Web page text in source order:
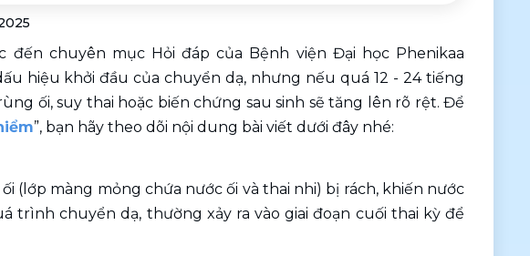
đến chuyên mục Hỏi đáp của Bệnh viện Đại học Phenikaa
hiệu khởi đầu của chuyển dạ, nhưng nếu quá 12 - 24 tiếng
ối, suy thai hoặc biến chứng sau sinh sẽ tăng lên rõ rệt. Để
”, bạn hãy theo dõi nội dung bài viết dưới đây nhé:
(lớp màng mỏng chứa nước ối và thai nhi) bị rách, khiến nước
trình chuyển dạ, thường xảy ra vào giai đoạn cuối thai kỳ để